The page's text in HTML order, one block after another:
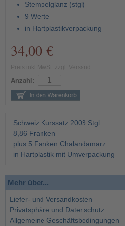
Stempelglanz (stgl)
9 Werte
in Hartplastikverpackung
34,00 €
Anzahl:
Schweiz Kurssatz 2003 Stgl
8,86 Franken
plus 5 Fanken Chalandamarz
in Hartplastik mit Umverpackung
Mehr über...
Liefer- und Versandkosten
Privatsphäre und Datenschutz
Allgemeine Geschäftsbedingungen